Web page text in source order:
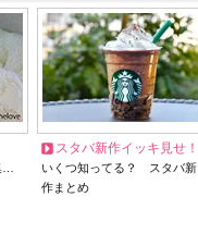
スタバ新作イッキ見せ！
いくつ知ってる？ スタバ新
作まとめ